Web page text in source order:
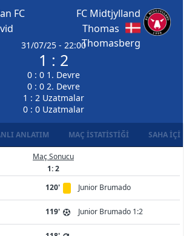
FC
31/07/25 - 22:00
1 : 2
0 : 0 1. Devre
0 : 0 2. Devre
1 : 2 Uzatmalar
0 : 0 Uzatmalar
FC Midtjylland
Thomas
Thomasberg
ANLATIM MAÇ İSTATISTIĞI SAHA İÇI
Maç Sonucu
1: 2
120'
Junior Brumado
119' Junior Brumado 1:2